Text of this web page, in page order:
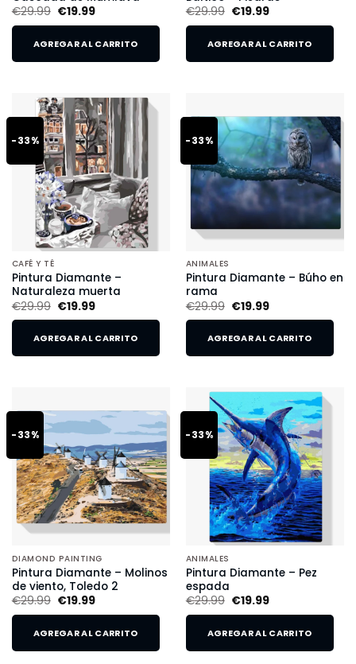
€29.99 €19.99
AGREGAR AL CARRITO
€29.99 €19.99
AGREGAR AL CARRITO
-33%
CAFÉ Y TÉ
Pintura Diamante –
Naturaleza muerta
€29.99 €19.99
AGREGAR AL CARRITO
-33%
ANIMALES
Pintura Diamante – Búho en
rama
€29.99 €19.99
AGREGAR AL CARRITO
-33%
DIAMOND PAINTING
Pintura Diamante – Molinos
de viento, Toledo 2
€29.99 €19.99
AGREGAR AL CARRITO
-33%
ANIMALES
Pintura Diamante – Pez
espada
€29.99 €19.99
AGREGAR AL CARRITO